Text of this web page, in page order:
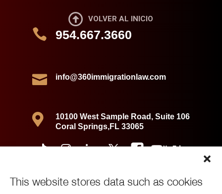
This website stores data such as cookies
 VOLVER AL INICIO
 954.667.3660
 info@360immigrationlaw.com

10100 West Sample Road, Suite 106
Coral Springs,FL 33065